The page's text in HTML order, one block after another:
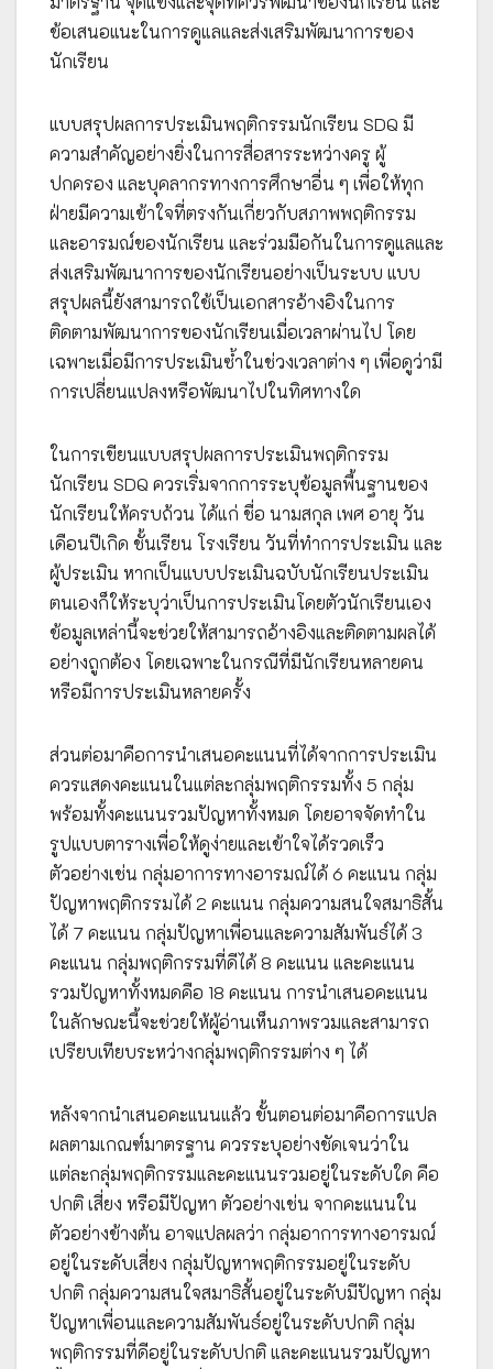
ข้อเสนอแนะในการดูแลและส่งเสริมพัฒนาการของ
นักเรียน
แบบสรุปผลการประเมินพฤติกรรมนักเรียน SDQ มี
ความสำคัญอย่างยิ่งในการสื่อสารระหว่างครู ผู้
ปกครอง และบุคลากรทางการศึกษาอื่น ๆ เพื่อให้ทุก
ฝ่ายมีความเข้าใจที่ตรงกันเกี่ยวกับสภาพพฤติกรรม
และอารมณ์ของนักเรียน และร่วมมือกันในการดูแลและ
ส่งเสริมพัฒนาการของนักเรียนอย่างเป็นระบบ แบบ
สรุปผลนี้ยังสามารถใช้เป็นเอกสารอ้างอิงในการ
ติดตามพัฒนาการของนักเรียนเมื่อเวลาผ่านไป โดย
เฉพาะเมื่อมีการประเมินซ้ำในช่วงเวลาต่าง ๆ เพื่อดูว่ามี
การเปลี่ยนแปลงหรือพัฒนาไปในทิศทางใด
ในการเขียนแบบสรุปผลการประเมินพฤติกรรม
นักเรียน SDQ ควรเริ่มจากการระบุข้อมูลพื้นฐานของ
นักเรียนให้ครบถ้วน ได้แก่ ชื่อ นามสกุล เพศ อายุ วัน
เดือนปีเกิด ชั้นเรียน โรงเรียน วันที่ทำการประเมิน และ
ผู้ประเมิน หากเป็นแบบประเมินฉบับนักเรียนประเมิน
ตนเองก็ให้ระบุว่าเป็นการประเมินโดยตัวนักเรียนเอง
ข้อมูลเหล่านี้จะช่วยให้สามารถอ้างอิงและติดตามผลได้
อย่างถูกต้อง โดยเฉพาะในกรณีที่มีนักเรียนหลายคน
หรือมีการประเมินหลายครั้ง
ส่วนต่อมาคือการนำเสนอคะแนนที่ได้จากการประเมิน
ควรแสดงคะแนนในแต่ละกลุ่มพฤติกรรมทั้ง 5 กลุ่ม
พร้อมทั้งคะแนนรวมปัญหาทั้งหมด โดยอาจจัดทำใน
รูปแบบตารางเพื่อให้ดูง่ายและเข้าใจได้รวดเร็ว
ตัวอย่างเช่น กลุ่มอาการทางอารมณ์ได้ 6 คะแนน กลุ่ม
ปัญหาพฤติกรรมได้ 2 คะแนน กลุ่มความสนใจสมาธิสั้น
ได้ 7 คะแนน กลุ่มปัญหาเพื่อนและความสัมพันธ์ได้ 3
คะแนน กลุ่มพฤติกรรมที่ดีได้ 8 คะแนน และคะแนน
รวมปัญหาทั้งหมดคือ 18 คะแนน การนำเสนอคะแนน
ในลักษณะนี้จะช่วยให้ผู้อ่านเห็นภาพรวมและสามารถ
เปรียบเทียบระหว่างกลุ่มพฤติกรรมต่าง ๆ ได้
หลังจากนำเสนอคะแนนแล้ว ขั้นตอนต่อมาคือการแปล
ผลตามเกณฑ์มาตรฐาน ควรระบุอย่างชัดเจนว่าใน
แต่ละกลุ่มพฤติกรรมและคะแนนรวมอยู่ในระดับใด คือ
ปกติ เสี่ยง หรือมีปัญหา ตัวอย่างเช่น จากคะแนนใน
ตัวอย่างข้างต้น อาจแปลผลว่า กลุ่มอาการทางอารมณ์
อยู่ในระดับเสี่ยง กลุ่มปัญหาพฤติกรรมอยู่ในระดับ
ปกติ กลุ่มความสนใจสมาธิสั้นอยู่ในระดับมีปัญหา กลุ่ม
ปัญหาเพื่อนและความสัมพันธ์อยู่ในระดับปกติ กลุ่ม
พฤติกรรมที่ดีอยู่ในระดับปกติ และคะแนนรวมปัญหา